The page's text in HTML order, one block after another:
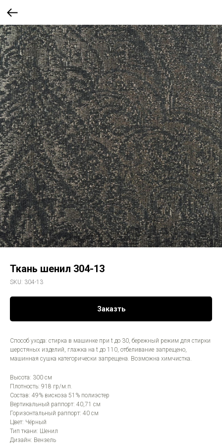
Ткань шенил 304-13
SKU: 304-13
Заказть
Способ ухода: стирка в машинке при t до 30, бережный режим для стирки
шерстяных изделий, глажка на t до 110, отбеливание запрещено,
машинная сушка категорически запрещена. Возможна химчистка.
Высота: 300 см
Плотность: 918 гр/м.п.
Состав: 49% вискоза 51% полиэстер
Вертикальный раппорт: 40,71 см
Горизонтальный раппорт: 40 см
Цвет: Чёрный
Тип ткани: Шенил
Дизайн: Вензель